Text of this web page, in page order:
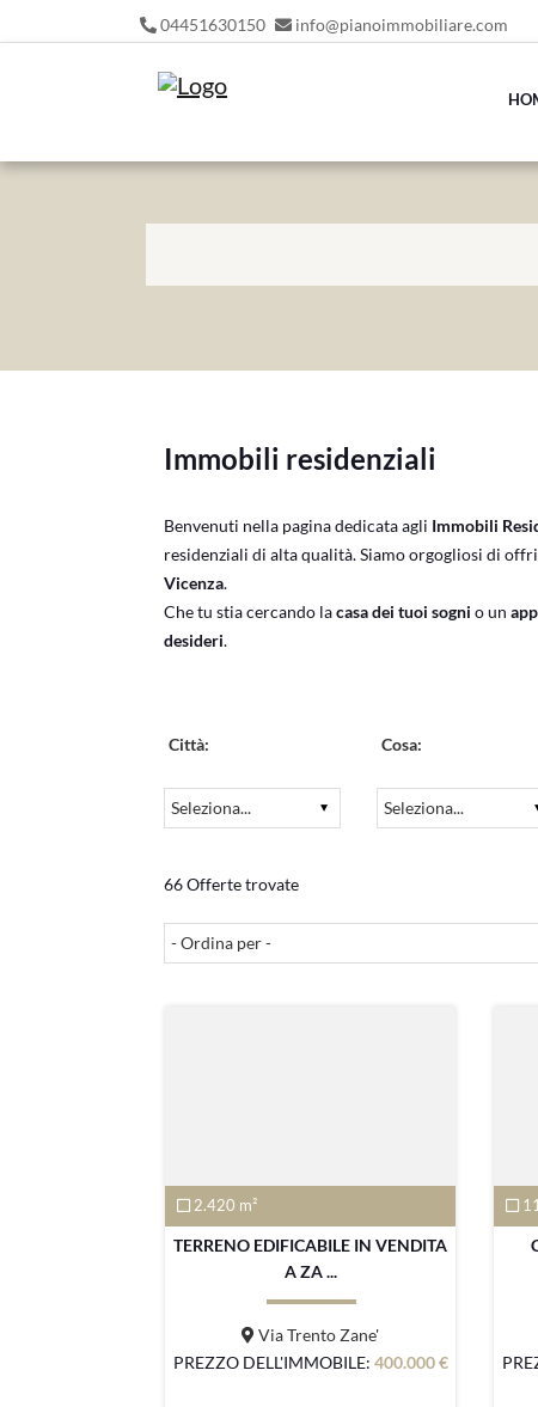
04451630150 info@pianoimmobiliare.com
Immobili residenziali
Benvenuti nella pagina dedicata agli Immobili
residenziali di alta qualità. Siamo orgogliosi di
Vicenza.
Che tu stia cercando lacasa dei tuoi sogni o un
desideri.
Città: Cosa:
66 Offerte trovate
2.420 m²
TERRENO EDIFICABILE IN VENDITA
A ZA ...
Via Trento Zane'
PREZZO DELL'IMMOBILE: 400.000 €